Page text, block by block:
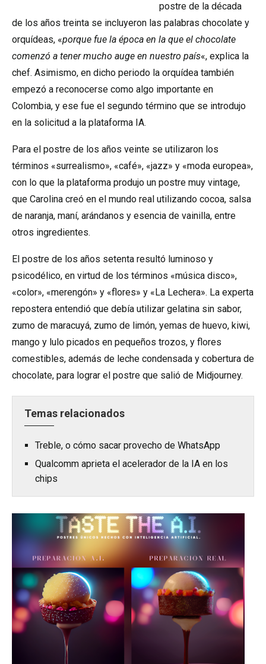
postre de la década
de los años treinta se incluyeron las palabras chocolate y
orquídeas, «porque fue la época en la que el chocolate
comenzó a tener mucho auge en nuestro país«, explica la
chef. Asimismo, en dicho periodo la orquídea también
empezó a reconocerse como algo importante en
Colombia, y ese fue el segundo término que se introdujo
en la solicitud a la plataforma IA.
Para el postre de los años veinte se utilizaron los
términos «surrealismo», «café», «jazz» y «moda europea»,
con lo que la plataforma produjo un postre muy vintage,
que Carolina creó en el mundo real utilizando cocoa, salsa
de naranja, maní, arándanos y esencia de vainilla, entre
otros ingredientes.
El postre de los años setenta resultó luminoso y
psicodélico, en virtud de los términos «música disco»,
«color», «merengón» y «flores» y «La Lechera». La experta
repostera entendió que debía utilizar gelatina sin sabor,
zumo de maracuyá, zumo de limón, yemas de huevo, kiwi,
mango y lulo picados en pequeños trozos, y flores
comestibles, además de leche condensada y cobertura de
chocolate, para lograr el postre que salió de Midjourney.
Temas relacionados
Treble, o cómo sacar provecho de WhatsApp
Qualcomm aprieta el acelerador de la IA en los
chips